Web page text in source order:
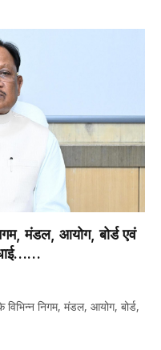
मंडल, आयोग, बोर्ड एवं
निगम, मंडल, आयोग, बोर्ड,